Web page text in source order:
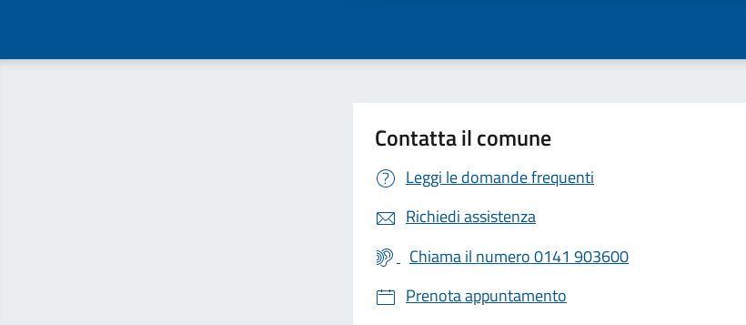
Contatta il comune
Leggi le domande frequenti
Richiedi assistenza
Chiama il numero 0141 903600
Prenota appuntamento